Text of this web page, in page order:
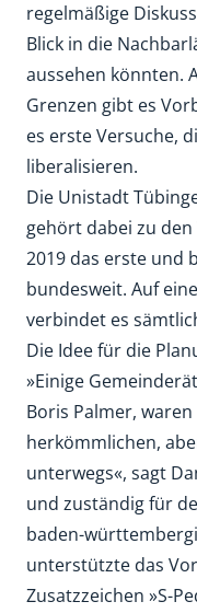
regelmäßige
Blick in die
aussehen könnten.
Grenzen gibt es
es erste Versuche,
liberalisieren.
Die Unistadt
gehört dabei zu
2019 das erste und
bundesweit. Auf
verbindet es
Die Idee für die
»Einige
Boris Palmer,
herkömmlichen,
unterwegs«, sagt
und zuständig für
baden-
unterstützte das
Zusatzzeichen »S-